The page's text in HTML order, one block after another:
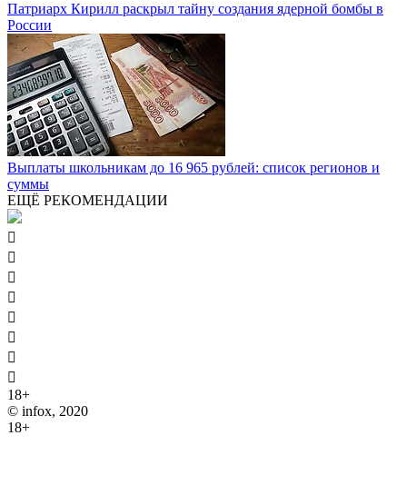
Патриарх Кирилл раскрыл тайну создания ядерной бомбы в
России
Выплаты школьникам до 16 965 рублей: список регионов и
суммы
ЕЩЁ РЕКОМЕНДАЦИИ








18+
© infox, 2020
18+